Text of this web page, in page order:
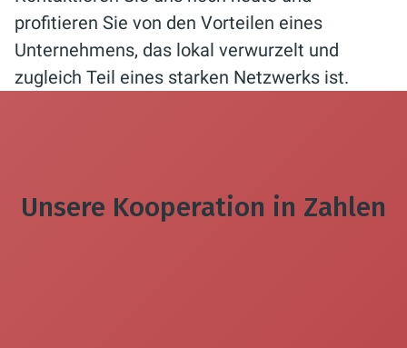
profitieren Sie von den Vorteilen eines
Unternehmens, das lokal verwurzelt und
zugleich Teil eines starken Netzwerks ist.
Unsere Kooperation in Zahlen